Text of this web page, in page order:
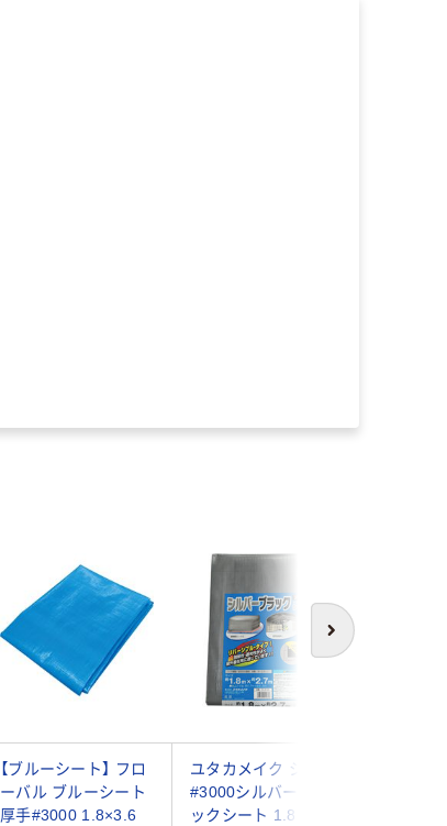
次へ
【ブルーシート】 フロ
ーバル ブルーシート
厚手#3000 1.8×3.6
ユタカメイク シート
#3000シルバー/ブラ
ックシート 1.8×2.7